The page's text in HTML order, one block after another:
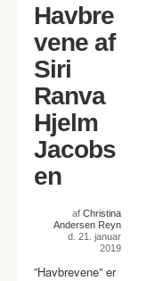
Havbre
vene af
Siri
Ranva
Hjelm
Jacobs
en
af Christina
Andersen Reyn
d. 21. januar
2019
”Havbrevene” er